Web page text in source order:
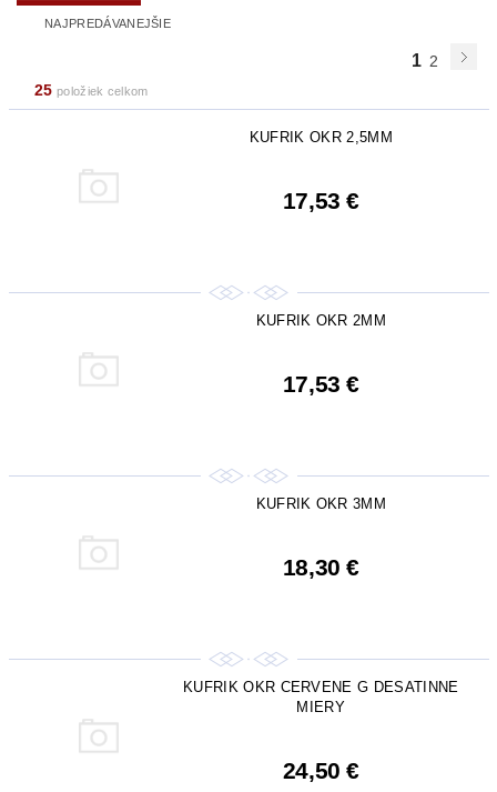
NAJPREDÁVANEJŠIE
1 2
25 položiek celkom
KUFRIK OKR 2,5MM
17,53 €
KUFRIK OKR 2MM
17,53 €
KUFRIK OKR 3MM
18,30 €
KUFRIK OKR CERVENE G DESATINNE
MIERY
24,50 €